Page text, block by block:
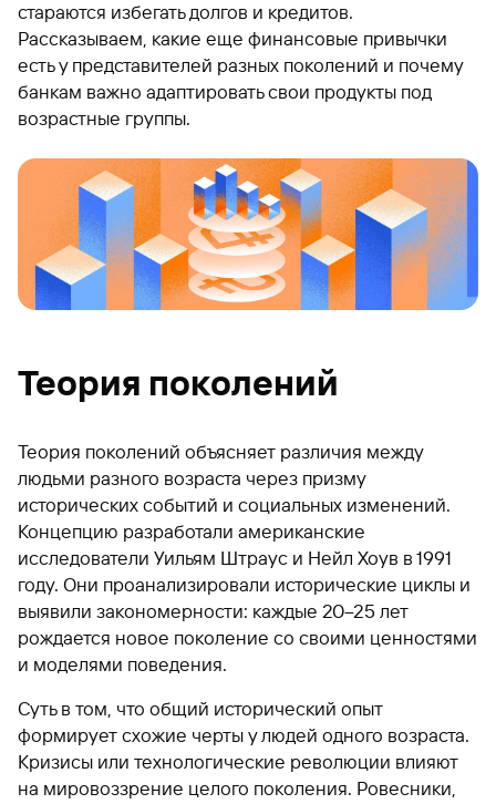
стараются избегать долгов и кредитов.
Рассказываем, какие еще финансовые привычки
есть у представителей разных поколений и почему
банкам важно адаптировать свои продукты под
возрастные группы.
Теория поколений
Теория поколений объясняет различия между
людьми разного возраста через призму
исторических событий и социальных изменений.
Концепцию разработали американские
исследователи Уильям Штраус и Нейл Хоув в 1991
году. Они проанализировали исторические циклы и
выявили закономерности: каждые 20–25 лет
рождается новое поколение со своими ценностями
и моделями поведения.
Суть в том, что общий исторический опыт
формирует схожие черты у людей одного возраста.
Кризисы или технологические революции влияют
на мировоззрение целого поколения. Ровесники,